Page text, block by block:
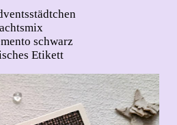
schwarz
Etikett